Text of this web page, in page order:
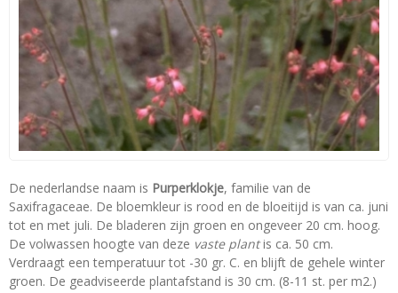
De nederlandse naam is Purperklokje, familie van de
Saxifragaceae. De bloemkleur is rood en de bloeitijd is van ca. juni
tot en met juli. De bladeren zijn groen en ongeveer 20 cm. hoog.
De volwassen hoogte van deze vaste plantis ca. 50 cm.
Verdraagt een temperatuur tot -30 gr. C. en blijft de gehele winter
groen. De geadviseerde plantafstand is 30 cm. (8-11 st. per m2.)